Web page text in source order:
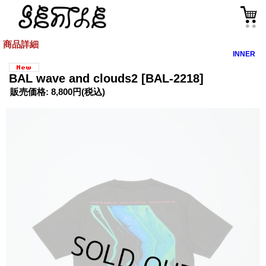
商品詳細
INNER
BAL wave and clouds2 [BAL-2218]
販売価格: 8,800円(税込)